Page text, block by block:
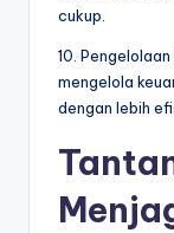
cukup.
10.
mengelola
dengan lebih